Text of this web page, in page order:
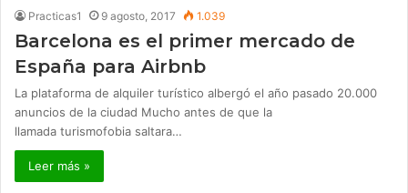
Practicas1 9 agosto, 2017 1.039
Barcelona es el primer mercado de
España para Airbnb
La plataforma de alquiler turístico albergó el año pasado 20.000
anuncios de la ciudad Mucho antes de que la
llamada turismofobia saltara…
Leer más »